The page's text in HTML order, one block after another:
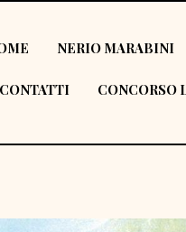
NERIO MARABINI
CONTATTI CONCORSO